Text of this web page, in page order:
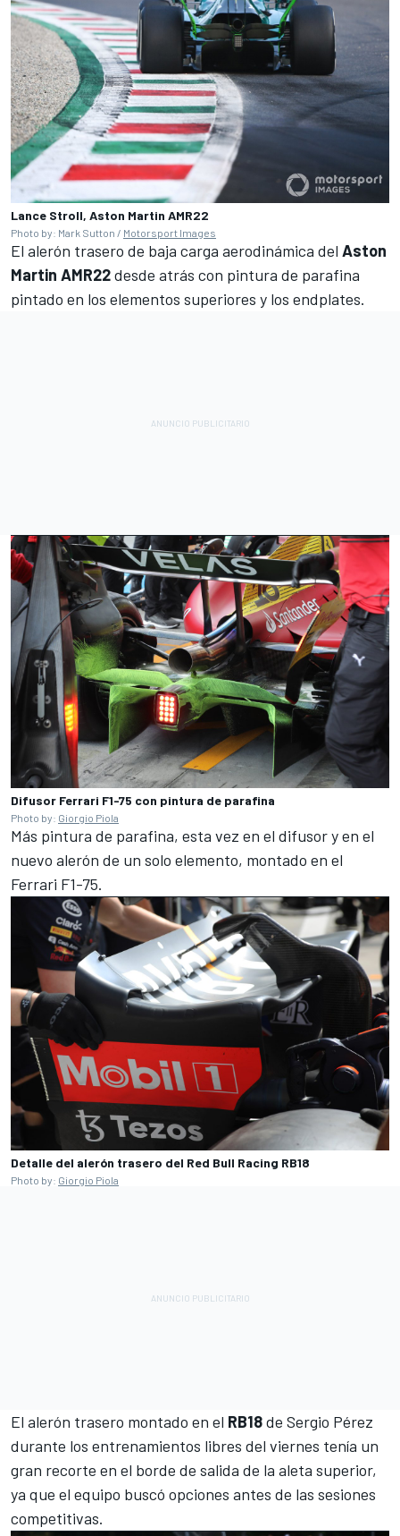
Lance Stroll, Aston Martin AMR22
Photo by: Mark Sutton / Motorsport Images
El alerón trasero de baja carga aerodinámica del Aston
Martin AMR22desde atrás con pintura de parafina
pintado en los elementos superiores y los endplates.
Difusor Ferrari F1-75 con pintura de parafina
Photo by: Giorgio Piola
Más pintura de parafina, esta vez en el difusor y en el
nuevo alerón de un solo elemento, montado en el
Ferrari F1-75.
Detalle del alerón trasero del Red Bull Racing RB18
Photo by: Giorgio Piola
El alerón trasero montado en el RB18de Sergio Pérez
durante los entrenamientos libres del viernes tenía un
gran recorte en el borde de salida de la aleta superior,
ya que el equipo buscó opciones antes de las sesiones
competitivas.